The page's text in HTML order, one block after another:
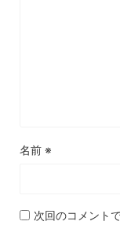
名前 ※
次回のコメント